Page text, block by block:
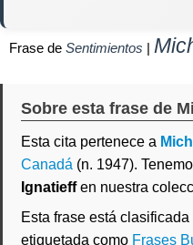
Frase de Sentimientos |
Sobre esta frase de
Esta cita pertenece a
Canadá (n. 1947).
Ignatieffen nuestra
Esta frase está clasificada
etiquetada como Frases